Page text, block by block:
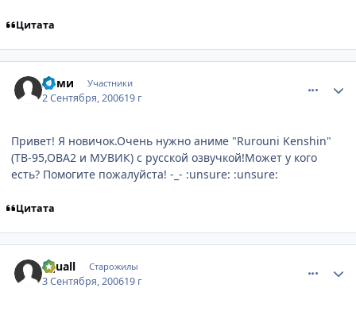
Цитата
Яоми Участники
2 Сентября, 200619 г
Привет! Я новичок.Очень нужно аниме "Rurouni Kenshin"
(ТВ-95,ОВА2 и МУВИК) с русской озвучкой!Может у кого
есть? Помогите пожалуйста! -_- :unsure: :unsure:
Цитата
Squall Старожилы
3 Сентября, 200619 г